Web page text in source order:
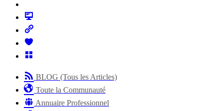
BLOG (Tous les Articles)
Toute la Communauté
Annuaire Professionnel